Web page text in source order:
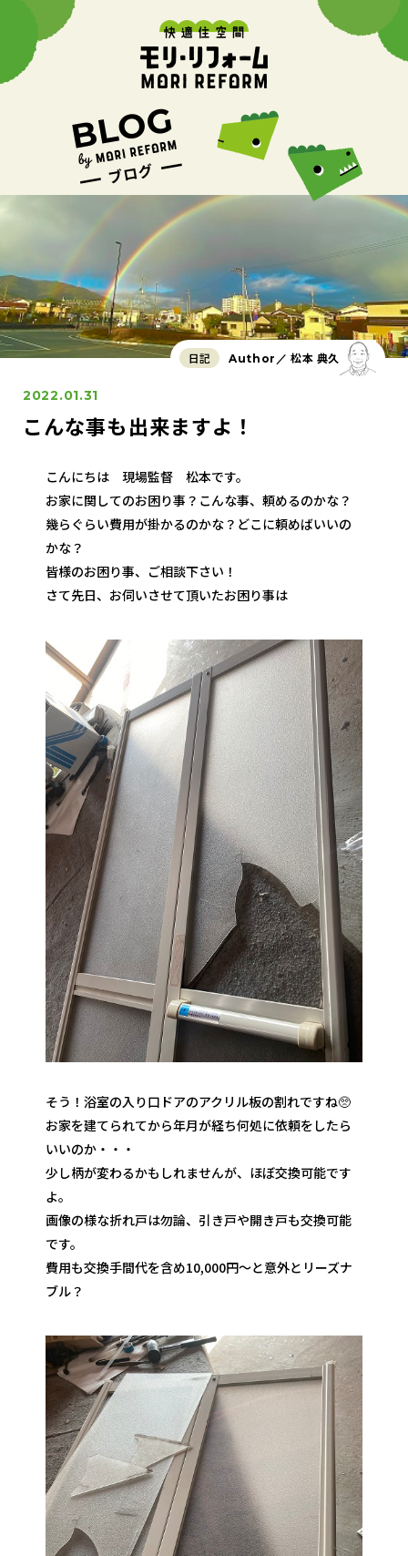
日記 Author／ 松本 典久
2022.01.31
こんな事も出来ますよ！
こんにちは 現場監督 松本です。
お家に関してのお困り事？こんな事、頼めるのかな？
幾らぐらい費用が掛かるのかな？どこに頼めばいいの
かな？
皆様のお困り事、ご相談下さい！
さて先日、お伺いさせて頂いたお困り事は
そう！浴室の入り口ドアのアクリル板の割れですね🥺
お家を建てられてから年月が経ち何処に依頼をしたら
いいのか・・・
少し柄が変わるかもしれませんが、ほぼ交換可能です
よ。
画像の様な折れ戸は勿論、引き戸や開き戸も交換可能
です。
費用も交換手間代を含め10,000円～と意外とリーズナ
ブル？